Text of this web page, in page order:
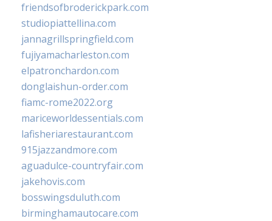
friendsofbroderickpark.com
studiopiattellina.com
jannagrillspringfield.com
fujiyamacharleston.com
elpatronchardon.com
donglaishun-order.com
fiamc-rome2022.org
mariceworldessentials.com
lafisheriarestaurant.com
915jazzandmore.com
aguadulce-countryfair.com
jakehovis.com
bosswingsduluth.com
birminghamautocare.com